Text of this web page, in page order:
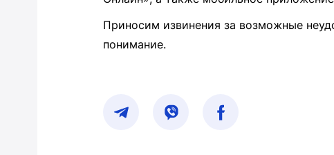
Приносим извинения за возможные
понимание.